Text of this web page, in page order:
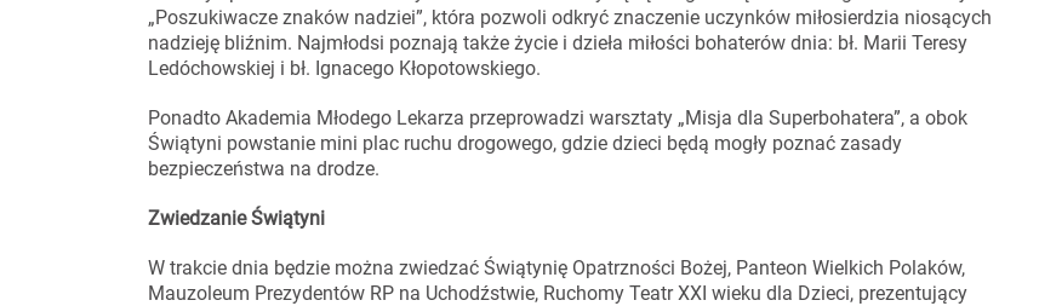
„Poszukiwacze znaków nadziei”, która pozwoli odkryć znaczenie uczynków miłosierdzia niosących
nadzieję bliźnim. Najmłodsi poznają także życie i dzieła miłości bohaterów dnia: bł. Marii Teresy
Ledóchowskiej i bł. Ignacego Kłopotowskiego.
Ponadto Akademia Młodego Lekarza przeprowadzi warsztaty „Misja dla Superbohatera”, a obok
Świątyni powstanie mini plac ruchu drogowego, gdzie dzieci będą mogły poznać zasady
bezpieczeństwa na drodze.
Zwiedzanie Świątyni
W trakcie dnia będzie można zwiedzać Świątynię Opatrzności Bożej, Panteon Wielkich Polaków,
Mauzoleum Prezydentów RP na Uchodźstwie, Ruchomy Teatr XXI wieku dla Dzieci, prezentujący